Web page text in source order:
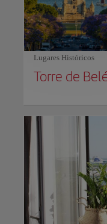
Lugares Históricos